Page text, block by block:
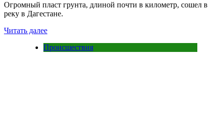
Огромный пласт грунта, длиной почти в километр, сошел в
реку в Дагестане.
Читать далее
Происшествия